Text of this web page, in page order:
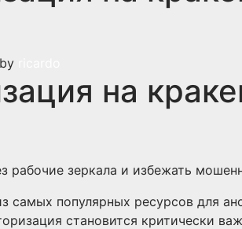
by
на
рабочие зеркала и избежать
самых популярных ресурсов для
становится критически